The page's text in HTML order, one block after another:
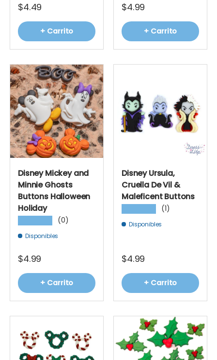
$4.49
+ Carrito
$4.99
+ Carrito
Disney Mickey and
Minnie Ghosts
Buttons Halloween
Holiday
(0)
Disponibles
$4.99
+ Carrito
Disney Ursula,
Cruella De Vil &
Maleficent Buttons
(1)
Disponibles
$4.99
+ Carrito